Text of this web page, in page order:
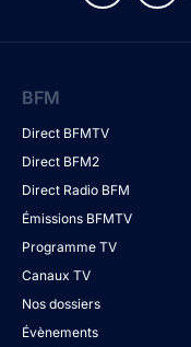
BFM
Direct BFMTV
Direct BFM2
Direct Radio BFM
Émissions BFMTV
Programme TV
Canaux TV
Nos dossiers
Évènements